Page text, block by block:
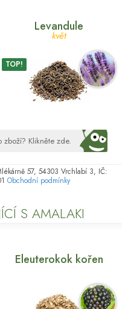
Levandule
květ
TOP!
Klikněte zde.
57, 54303 Vrchlabí 3, IČ:
Obchodní podmínky
S AMALAKI
Eleuterokok kořen